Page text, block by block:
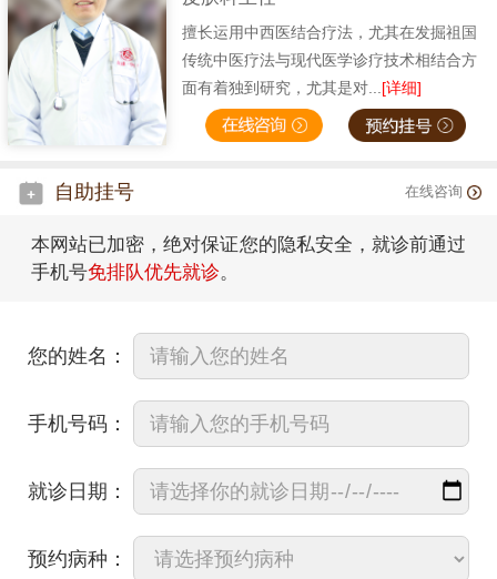
擅长运用中西医结合疗法，尤其在发掘祖国
传统中医疗法与现代医学诊疗技术相结合方
面有着独到研究，尤其是对...[详细]
自助挂号 在线咨询
本网站已加密，绝对保证您的隐私安全，就诊前通过
手机号免排队优先就诊。
您的姓名：
手机号码：
就诊日期：
预约病种：